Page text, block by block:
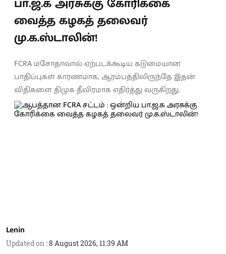
வைத்த கழகத் தலைவர்
மு.க.ஸ்டாலின்!
FCRA மசோதாவால் ஏற்படக்கூடிய கடுமையான
பாதிப்புகள் காரணமாக, ஆரம்பத்திலிருந்தே இதன்
விதிகளை திமுக தீவிரமாக எதிர்த்து வருகிறது.
Lenin
Updated on :8 August 2026, 11:39 AM